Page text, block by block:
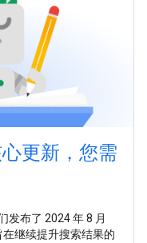
更新，您需
发布了 2024 年 8 月
继续提升搜索结果的